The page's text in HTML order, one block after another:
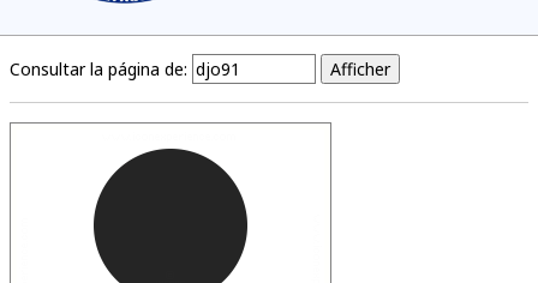
Consultar la página de: